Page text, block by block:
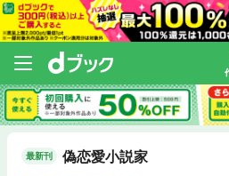
最新刊 偽恋愛小説家